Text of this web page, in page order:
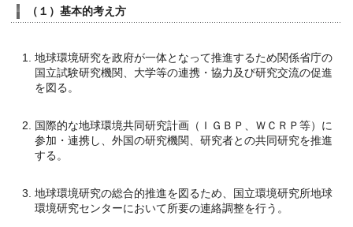
（１）基本的考え方
地球環境研究を政府が一体となって推進するため関係省庁の
国立試験研究機関、大学等の連携・協力及び研究交流の促進
を図る。
国際的な地球環境共同研究計画（ＩＧＢＰ、ＷＣＲＰ等）に
参加・連携し、外国の研究機関、研究者との共同研究を推進
する。
地球環境研究の総合的推進を図るため、国立環境研究所地球
環境研究センターにおいて所要の連絡調整を行う。